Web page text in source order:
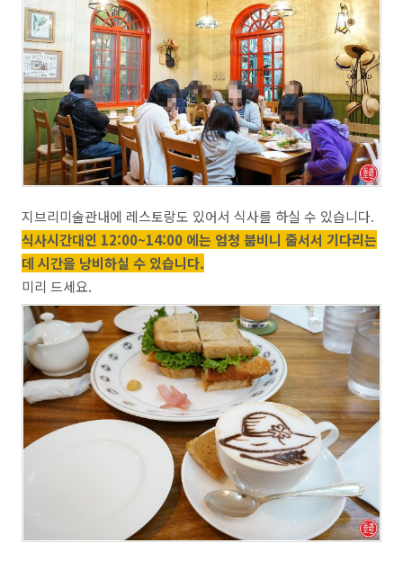
지브리미술관내에 레스토랑도 있어서 식사를 하실 수 있습니다.
식사시간대인 12:00~14:00 에는 엄청 붐비니 줄서서 기다리는
데 시간을 낭비하실 수 있습니다.
미리 드세요.